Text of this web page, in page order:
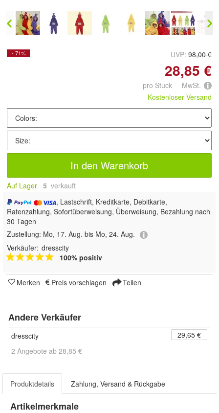
- 71% UVP: 98,00 €
28,85 €
pro Stuck MwSt.
Kostenloser Versand
In den Warenkorb
Auf Lager 5 verkauft
, Lastschrift, Kreditkarte, Debitkarte,
Ratenzahlung, Sofortüberweisung, Überweisung, Bezahlung nach
30 Tagen
Zustellung: Mo, 17. Aug. bis Mo, 24. Aug.
Verkäufer: dresscity
100% positiv
Merken Preis vorschlagen Teilen
Andere Verkäufer
dresscity
29,65 €
2 Angebote ab 28,85 €
Produktdetails Zahlung, Versand & Rückgabe
Artikelmerkmale